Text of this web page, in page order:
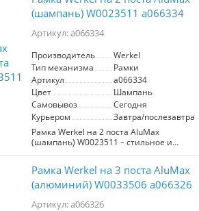
материалов, она обеспечивает
надежную установку различных
электрических устройств, таких как
характеристики: - Количество постов: 2
- Материал: алюминий - Цвет: черный -
Совместимость: подходит для
большинства стандартных модулей
Преимущества: - Элегантный дизайн,
который вписывается в любой
современный интерьер. - Устойчивость
к механическим повреждениям и
легкость в установке. - Простота в
уходе, легко очищается от загрязнений.
Выберите рамку Werkel для создания
стильного и функционального
пространства в вашем доме или офисе.
(шампань) W0023511 a066334
Артикул: a066334
Производитель
Werkel
Тип механизма
Рамки
Артикул
a066334
Цвет
Шампань
Самовывоз
Сегодня
Курьером
Завтра/послезавтра
Рамка Werkel на 2 поста AluMax
(шампань) W0023511 – стильное и
функциональное решение для вашего
Изготовленная из качественного
материала, эта рамка обладает
высокой прочностью и
долговечностью. Элегантный цвет
Рамка Werkel на 3 поста AluMax
(алюминий) W0033506 a066326
Артикул: a066326